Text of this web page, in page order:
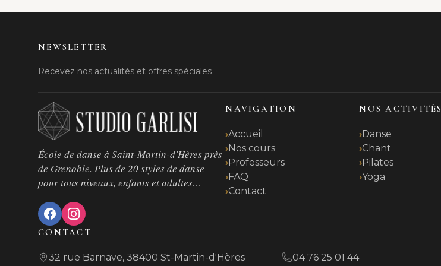
NEWSLETTER
Recevez nos actualités et offres spéciales
École de danse à Saint-Martin-d'Hères près
de Grenoble. Plus de 20 styles de danse
pour tous niveaux, enfants et adultes…
NAVIGATION
Accueil
Nos cours
Professeurs
FAQ
Contact
NOS ACTIVITÉS
Danse
Chant
Pilates
Yoga
CONTACT
32 rue Barnave, 38400 St-Martin-d'Hères 04 76 25 01 44